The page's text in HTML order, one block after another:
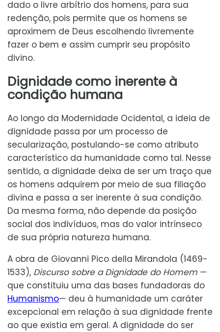
dado o livre arbítrio dos homens, para sua
redenção, pois permite que os homens se
aproximem de Deus escolhendo livremente
fazer o bem e assim cumprir seu propósito
divino.
Dignidade como inerente à
condição humana
Ao longo da Modernidade Ocidental, a ideia de
dignidade passa por um processo de
secularização, postulando-se como atributo
característico da humanidade como tal. Nesse
sentido, a dignidade deixa de ser um traço que
os homens adquirem por meio de sua filiação
divina e passa a ser inerente à sua condição.
Da mesma forma, não depende da posição
social dos indivíduos, mas do valor intrínseco
de sua própria natureza humana.
A obra de Giovanni Pico della Mirandola (1469-
1533), Discurso sobre a Dignidade do Homem —
que constituiu uma das bases fundadoras do
Humanismo— deu à humanidade um caráter
excepcional em relação à sua dignidade frente
ao que existia em geral. A dignidade do ser